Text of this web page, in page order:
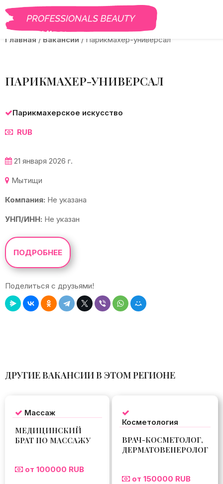
BEAUTY PRO САЛОНЫ ВАКАНСИИ КУРСЫ
Главная / Вакансии / Парикмахер-универсал
ПАРИКМАХЕР-УНИВЕРСАЛ
Парикмахерское искусство
RUB
21 января 2026 г.
Мытищи
Компания: Не указана
УНП/ИНН: Не указан
ПОДРОБНЕЕ
Поделиться с друзьями!
ДРУГИЕ ВАКАНСИИ В ЭТОМ РЕГИОНЕ
Массаж
МЕДИЦИНСКИЙ
БРАТ ПО МАССАЖУ
от 100000 RUB
Косметология
ВРАЧ-КОСМЕТОЛОГ,
ДЕРМАТОВЕНЕРОЛОГ
от 150000 RUB